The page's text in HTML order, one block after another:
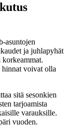
asuntojen
ja juhlapyhät
hinnat voivat olla
sitä sesonkien
tarjoamista
varauksille.
vuoden.